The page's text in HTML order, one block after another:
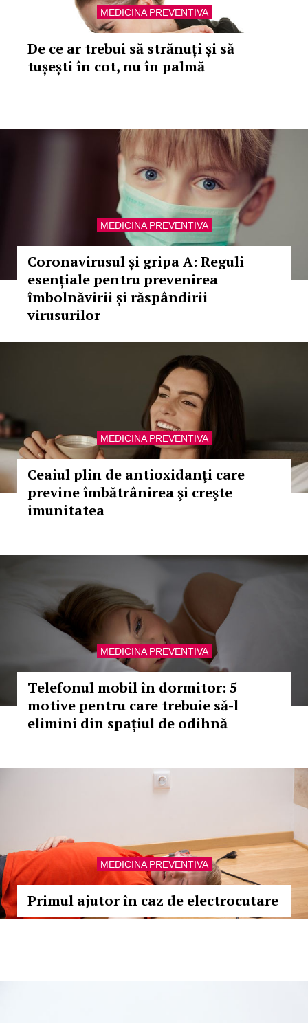
MEDICINA PREVENTIVA
De ce ar trebui să strănuți și să
tușești în cot, nu în palmă
MEDICINA PREVENTIVA
Coronavirusul și gripa A: Reguli
esențiale pentru prevenirea
îmbolnăvirii și răspândirii
virusurilor
MEDICINA PREVENTIVA
Ceaiul plin de antioxidanţi care
previne îmbătrânirea şi creşte
imunitatea
MEDICINA PREVENTIVA
Telefonul mobil în dormitor: 5
motive pentru care trebuie să-l
elimini din spațiul de odihnă
MEDICINA PREVENTIVA
Primul ajutor în caz de electrocutare